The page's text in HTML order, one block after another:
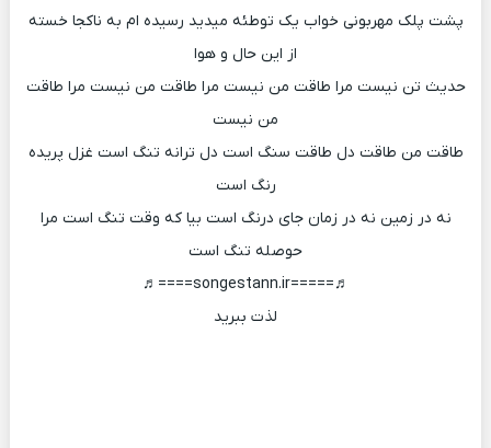
پشت پلک مهربونی خواب یک توطئه میدید رسیده ام به ناکجا خسته
از این حال و هوا
حدیث تن نیست مرا طاقت من نیست مرا طاقت من نیست مرا طاقت
من نیست
طاقت من طاقت دل طاقت سنگ است دل ترانه تنگ است غزل پریده
رنگ است
نه در زمین نه در زمان جای درنگ است بیا که وقت تنگ است مرا
حوصله تنگ است
♬=====songestann.ir====♬
لذت ببرید